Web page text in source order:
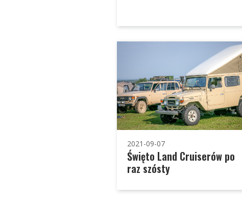
2021-09-07
Święto Land Cruiserów po
raz szósty